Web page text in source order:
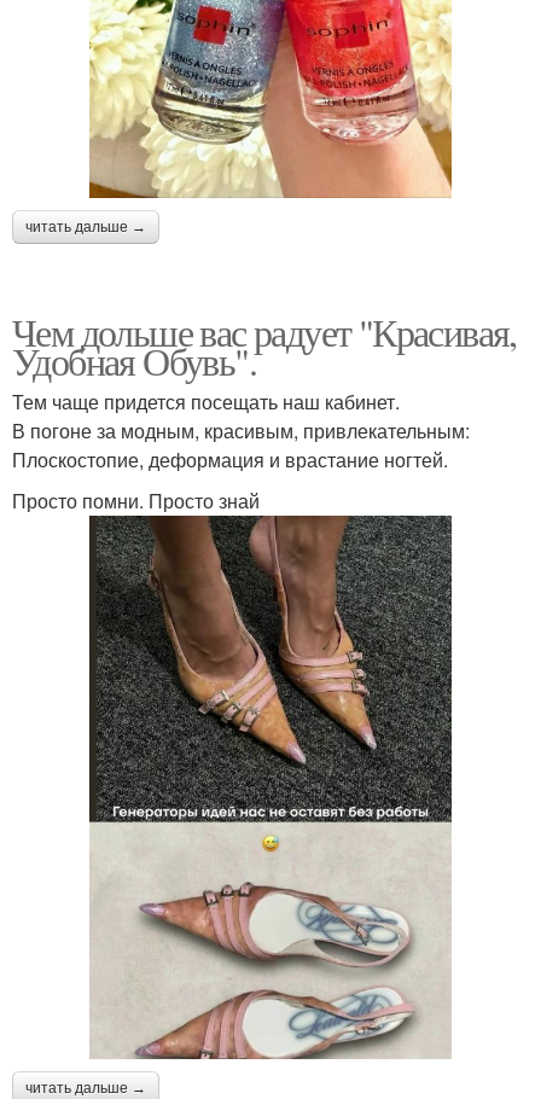
читать дальше →
Чем дольше вас радует "Красивая,
Удобная Обувь".
Тем чаще придется посещать наш кабинет.
В погоне за модным, красивым, привлекательным:
Плоскостопие, деформация и врастание ногтей.
Просто помни. Просто знай
читать дальше →